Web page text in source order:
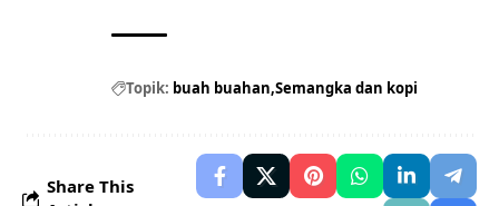
Topik: buah buahan Semangka dan kopi
Share This